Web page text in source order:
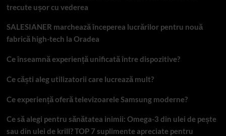
trecute ușor cu vederea
SALESIANER marchează începerea lucrărilor pentru nouă
fabrică high-tech la Oradea
Ce înseamnă experiență unificată între dispozitive?
Ce căști aleg utilizatorii care lucrează mult?
Ce experiență oferă televizoarele Samsung moderne?
Ce să alegi pentru sănătatea inimii: Omega-3 din ulei de pește
sau din ulei de krill? TOP 7 suplimente apreciate pentru